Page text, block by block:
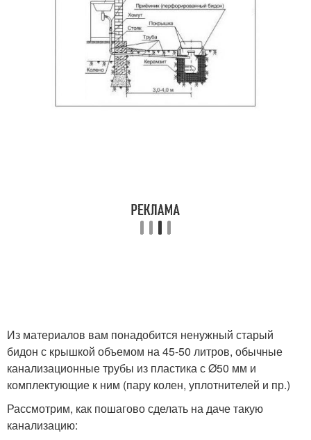
Из материалов вам понадобится ненужный старый
бидон с крышкой объемом на 45-50 литров, обычные
канализационные трубы из пластика с Ø50 мм и
комплектующие к ним (пару колен, уплотнителей и пр.)
Рассмотрим, как пошагово сделать на даче такую
канализацию: